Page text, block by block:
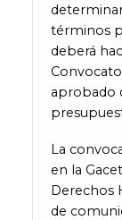
términos
deberá
aprobado
La
en la
Derechos
de